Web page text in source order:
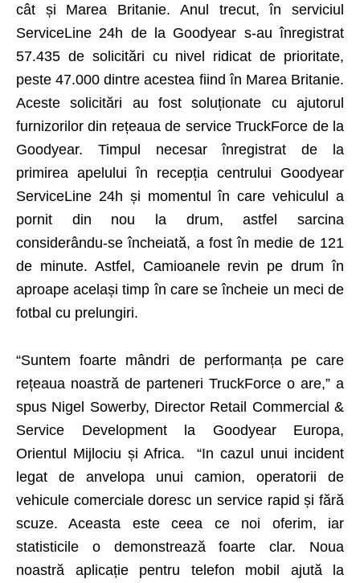
cât și Marea Britanie. Anul trecut, în serviciul
ServiceLine 24h de la Goodyear s-au înregistrat
57.435 de solicitări cu nivel ridicat de prioritate,
peste 47.000 dintre acestea fiind în Marea Britanie.
Aceste solicitări au fost soluționate cu ajutorul
furnizorilor din rețeaua de service TruckForce de la
Goodyear. Timpul necesar înregistrat de la
primirea apelului în recepția centrului Goodyear
ServiceLine 24h și momentul în care vehiculul a
pornit din nou la drum, astfel sarcina
considerându-se încheiată, a fost în medie de 121
de minute. Astfel, Camioanele revin pe drum în
aproape același timp în care se încheie un meci de
fotbal cu prelungiri.
“Suntem foarte mândri de performanța pe care
rețeaua noastră de parteneri TruckForce o are,” a
spus Nigel Sowerby, Director Retail Commercial &
Service Development la Goodyear Europa,
Orientul Mijlociu și Africa.
“In cazul unui incident
legat de anvelopa unui camion, operatorii de
vehicule comerciale doresc un service rapid și fără
scuze. Aceasta este ceea ce noi oferim, iar
statisticile o demonstrează foarte clar. Noua
noastră aplicație pentru telefon mobil ajută la